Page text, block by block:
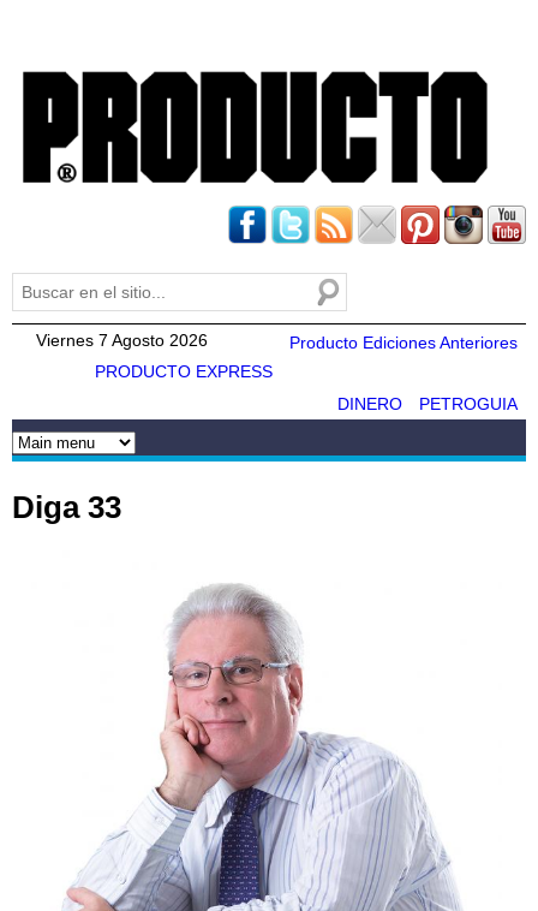
Formulario de búsqueda
Buscar
Viernes 7 Agosto 2026
Producto Ediciones Anteriores
PRODUCTO EXPRESS
PETROGUIA
DINERO
Diga 33